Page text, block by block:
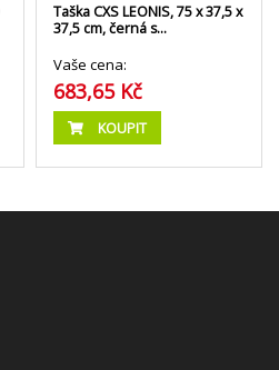
Taška CXS LEONIS, 75 x 37,5 x
37,5 cm, černá s…
Vaše cena:
683,65 Kč
KOUPIT